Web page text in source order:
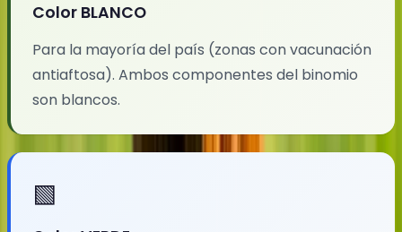
Color BLANCO
Para la mayoría del país (zonas con vacunación
antiaftosa). Ambos componentes del binomio
son blancos.
🟩